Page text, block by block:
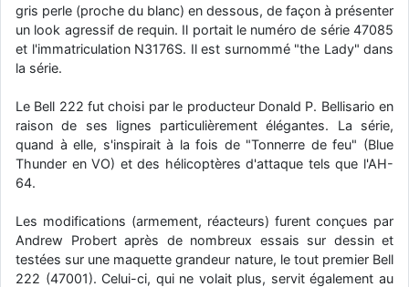
d9pouces: Ça me casse quand même bien les pieds, j’avoue
jericho : Pour moi tout est à nouveau OK dirait-on… Merci à toi.
d9pouces
d9pouces: j'ai trouvé un palliatif un peu violent, mais ça devrait aller
un peu mieux
d9pouces : cette fois, c'est le Brésil et Singapour qui mettent le site
par terre
d9pouces
: Désolé ! Mon filtrage a été un peu trop violent
manifestement
gris perle (proche du blanc) en dessous, de façon à présenter
un look agressif de requin. Il portait le numéro de série 47085
et l'immatriculation N3176S. Il est surnommé "the Lady" dans
la série.
Le Bell 222 fut choisi par le producteur Donald P. Bellisario en
raison de ses lignes particulièrement élégantes. La série,
quand à elle, s'inspirait à la fois de "Tonnerre de feu" (Blue
Thunder en VO) et des hélicoptères d'attaque tels que l'AH-
64.
Les modifications (armement, réacteurs) furent conçues par
Andrew Probert après de nombreux essais sur dessin et
testées sur une maquette grandeur nature, le tout premier Bell
222 (47001). Celui-ci, qui ne volait plus, servit également au